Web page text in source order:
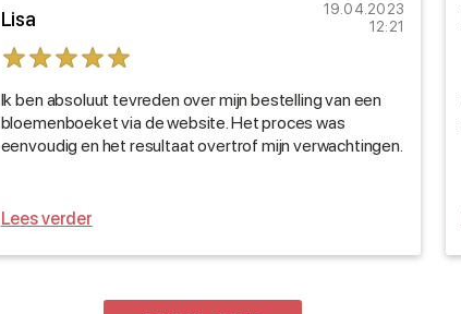
Lisa
19.04.2023
12:21
Ik ben absoluut tevreden over mijn bestelling van een
bloemenboeket via de website. Het proces was
eenvoudig en het resultaat overtrof mijn verwachtingen.
Lees verder